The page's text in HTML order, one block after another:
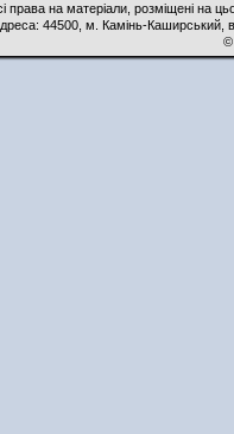
права на матеріали, розміщені на
44500, м. Камінь-Каширський,
©